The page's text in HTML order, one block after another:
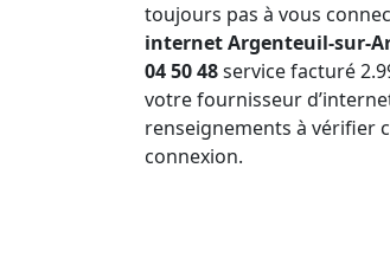
toujours pas à vous
internet Argenteuil-sur-
04 50 48service facturé
votre fournisseur
renseignements à vérifier
connexion.